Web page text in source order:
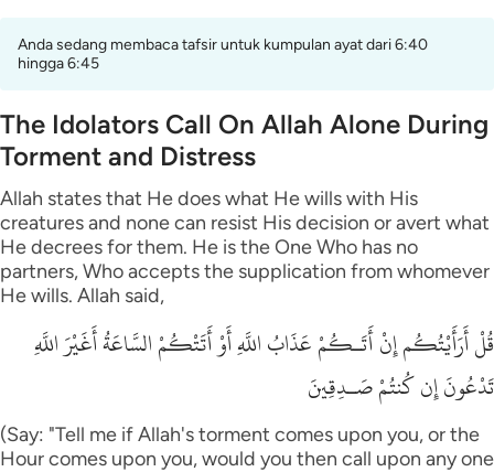
Anda sedang membaca tafsir untuk kumpulan ayat dari 6:40
hingga 6:45
The Idolators Call On Allah Alone During
Torment and Distress
Allah states that He does what He wills with His
creatures and none can resist His decision or avert what
He decrees for them. He is the One Who has no
partners, Who accepts the supplication from whomever
He wills. Allah said,
قُلْ أَرَأَيْتُكُم إِنْ أَتَـكُمْ عَذَابُ اللَّهِ أَوْ أَتَتْكُمْ السَّاعَةُ أَغَيْرَ اللَّهِ
تَدْعُونَ إِن كُنتُمْ صَـدِقِينَ
(Say: "Tell me if Allah's torment comes upon you, or the
Hour comes upon you, would you then call upon any one